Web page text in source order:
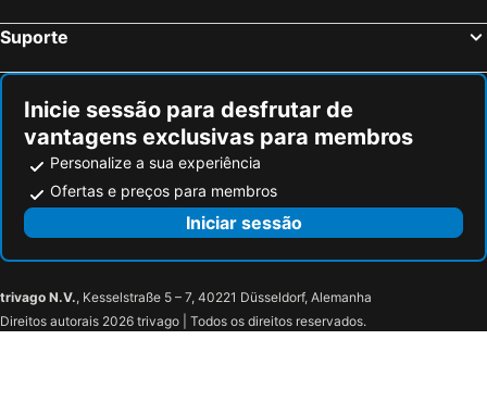
Dilion Hotel
Mitos Suites
Princess Of Naxos
Paros Inn Seafront by GHH
Pnoi Hotel
Paros Palace
Panorama Sidari
Hotel Kontes
Zefi Hotel & Suites
Paroscarmel studio-apartment
Ayeri Hotel
Porto Paradiso
Amaryllis Beach Hotel
Boudari
Blue & Sea Studios Apartments
Blue Waves Suites & Apartments - To Kyma
Nissiotiko
Hotel Anezina
Sea View Hotel
Suporte
Inicie sessão para desfrutar de
vantagens exclusivas para membros
Personalize a sua experiência
Ofertas e preços para membros
Iniciar sessão
trivago N.V., Kesselstraße 5 – 7, 40221 Düsseldorf, Alemanha
Direitos autorais 2026 trivago | Todos os direitos reservados.